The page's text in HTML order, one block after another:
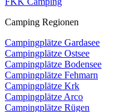
Camping Regionen
Campingplätze Gardasee
Campingplätze Ostsee
Campingplätze Bodensee
Campingplätze Fehmarn
Campingplätze Krk
Campingplätze Arco
Campingplätze Rügen